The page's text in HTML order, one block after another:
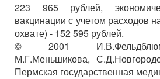
223 965 рублей,
вакцинации с учетом расходов
охвате) - 152 595 рублей.
© 2001
М.Г.Меньшикова,
Пермская государственная